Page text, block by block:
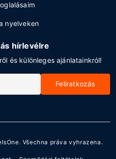
nyelveken
hírlevélre
és különleges ajánlatainkról!
Feliratkozás
. Všechna práva vyhrazena.